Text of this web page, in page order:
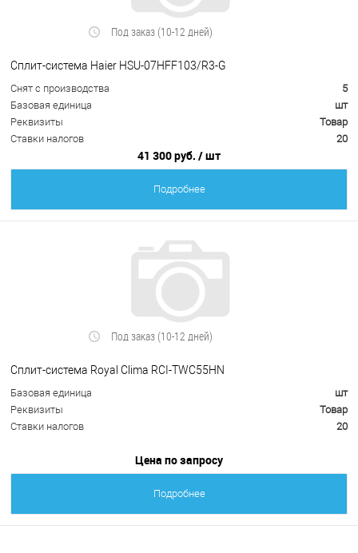
Под заказ (10-12 дней)
Cплит-система Haier HSU-07HFF103/R3-G
Снят с производства
5
Базовая единица
шт
Реквизиты
Товар
Ставки налогов
20
41 300 руб. / шт
Подробнее
Под заказ (10-12 дней)
Сплит-система Royal Clima RCI-TWС55HN
Базовая единица
шт
Реквизиты
Товар
Ставки налогов
20
Цена по запросу
Подробнее